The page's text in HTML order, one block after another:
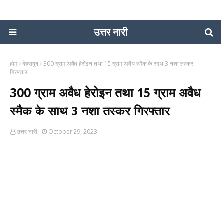
उत्तर नारी
होम देहरादून 300 ग्राम अवैध हेरोइन तथा 15 ग्राम अवैध स्मैक के साथ 3 नशा तस्कर
गिरफ्तार
300 ग्राम अवैध हेरोइन तथा 15 ग्राम अवैध
स्मैक के साथ 3 नशा तस्कर गिरफ्तार
उत्तर नारी October 29, 2023